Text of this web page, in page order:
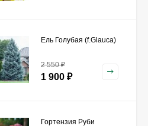
Ель Голубая (f.Glauca)
2 550₽
1 900 ₽
Гортензия Руби